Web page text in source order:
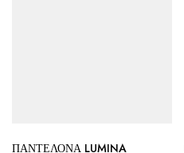
ΠΑΝΤΕΛΟΝΑ LUMINA